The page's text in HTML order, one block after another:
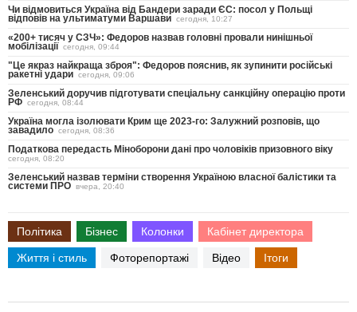
Чи відмовиться Україна від Бандери заради ЄС: посол у Польщі
відповів на ультиматуми Варшави сегодня, 10:27
«200+ тисяч у СЗЧ»: Федоров назвав головні провали нинішньої
мобілізації сегодня, 09:44
"Це якраз найкраща зброя": Федоров пояснив, як зупинити російські
ракетні удари сегодня, 09:06
Зеленський доручив підготувати спеціальну санкційну операцію проти
РФ сегодня, 08:44
Україна могла ізолювати Крим ще 2023-го: Залужний розповів, що
завадило сегодня, 08:36
Податкова передасть Міноборони дані про чоловіків призовного віку
сегодня, 08:20
Зеленський назвав терміни створення Україною власної балістики та
системи ПРО вчера, 20:40
Політика Бізнес Колонки Кабінет директора
Життя і стиль Фоторепортажі Відео Ітоги